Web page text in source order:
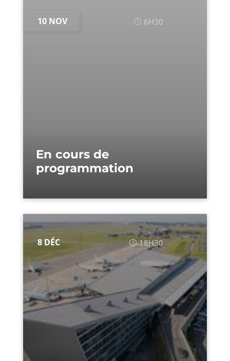
10 NOV 6H30
En cours de
programmation
8 DÉC 18H30